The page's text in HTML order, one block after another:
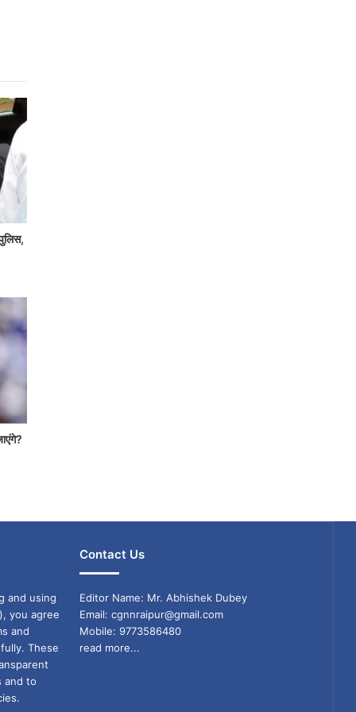
and using
you agree
and
These
and to
Contact Us
Editor Name: Mr. Abhishek Dubey
Email: cgnnraipur@gmail.com
Mobile: 9773586480
read more...